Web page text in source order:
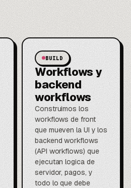
BUILD
Workflows y
backend
workflows
Construimos los
workflows de front
que mueven la UI y los
backend workflows
(API workflows) que
ejecutan logica de
servidor, pagos, y
todo lo que debe